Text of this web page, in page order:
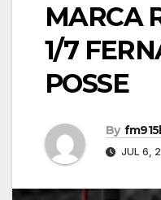
MARCA
1/7
POSSE
By
JUL 6,